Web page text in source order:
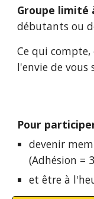
Groupe limité
débutants ou
Ce qui
l'envie de vous
Pour
devenir
(Adhésion =
et être à